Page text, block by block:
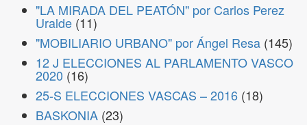
"LA MIRADA DEL PEATÓN" por Carlos Perez
Uralde (11)
"MOBILIARIO URBANO" por Ángel Resa (145)
12 J ELECCIONES AL PARLAMENTO VASCO
2020 (16)
25-S ELECCIONES VASCAS – 2016 (18)
BASKONIA (23)